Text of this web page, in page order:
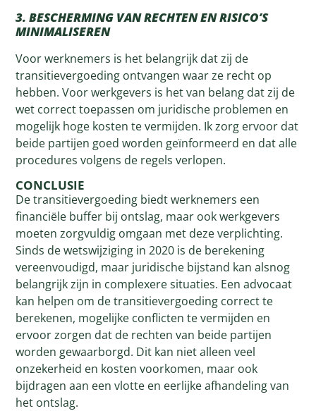
3. BESCHERMING VAN RECHTEN EN RISICO’S
MINIMALISEREN
Voor werknemers is het belangrijk dat zij de
transitievergoeding ontvangen waar ze recht op
hebben. Voor werkgevers is het van belang dat zij de
wet correct toepassen om juridische problemen en
mogelijk hoge kosten te vermijden. Ik zorg ervoor dat
beide partijen goed worden geïnformeerd en dat alle
procedures volgens de regels verlopen.
CONCLUSIE
De transitievergoeding biedt werknemers een
financiële buffer bij ontslag, maar ook werkgevers
moeten zorgvuldig omgaan met deze verplichting.
Sinds de wetswijziging in 2020 is de berekening
vereenvoudigd, maar juridische bijstand kan alsnog
belangrijk zijn in complexere situaties. Een advocaat
kan helpen om de transitievergoeding correct te
berekenen, mogelijke conflicten te vermijden en
ervoor zorgen dat de rechten van beide partijen
worden gewaarborgd. Dit kan niet alleen veel
onzekerheid en kosten voorkomen, maar ook
bijdragen aan een vlotte en eerlijke afhandeling van
het ontslag.